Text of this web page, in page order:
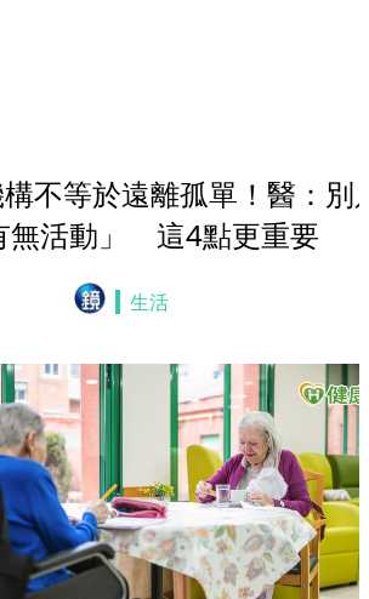
不等於遠離孤單！醫：別
無活動」 這4點更重要
生活